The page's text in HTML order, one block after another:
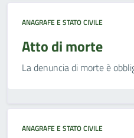
ANAGRAFE E STATO CIVILE
Atto di morte
La denuncia di morte è
ANAGRAFE E STATO CIVILE